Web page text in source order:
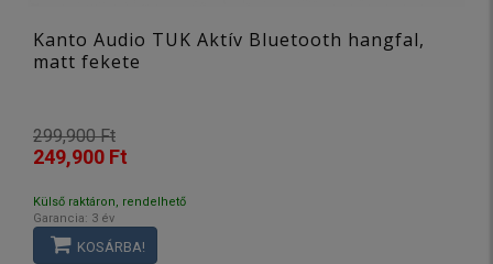
Kanto Audio TUK Aktív Bluetooth hangfal,
matt fekete
299,900 Ft
249,900 Ft
Külső raktáron, rendelhető
Garancia: 3 év
KOSÁRBA!